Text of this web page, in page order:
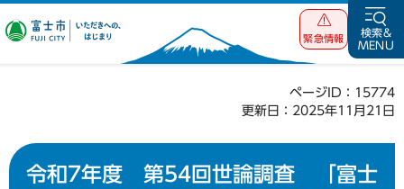
富士市 いただ
緊急情報
検索&
MENU
ページID：15774
更新日：2025年11月21日
令和7年度 第54回世論調査 「富士